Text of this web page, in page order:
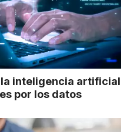
inteligencia artificial
por los datos